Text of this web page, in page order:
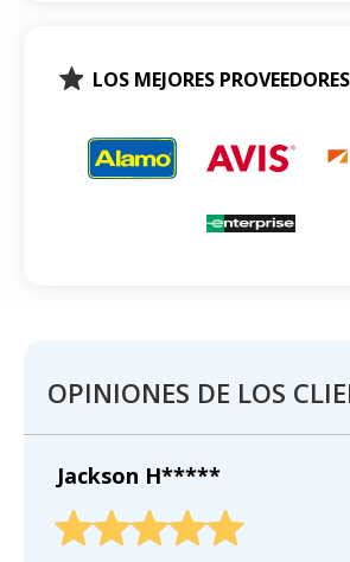
LOS MEJORES PROVEEDORES
OPINIONES DE LOS
Jackson H*****